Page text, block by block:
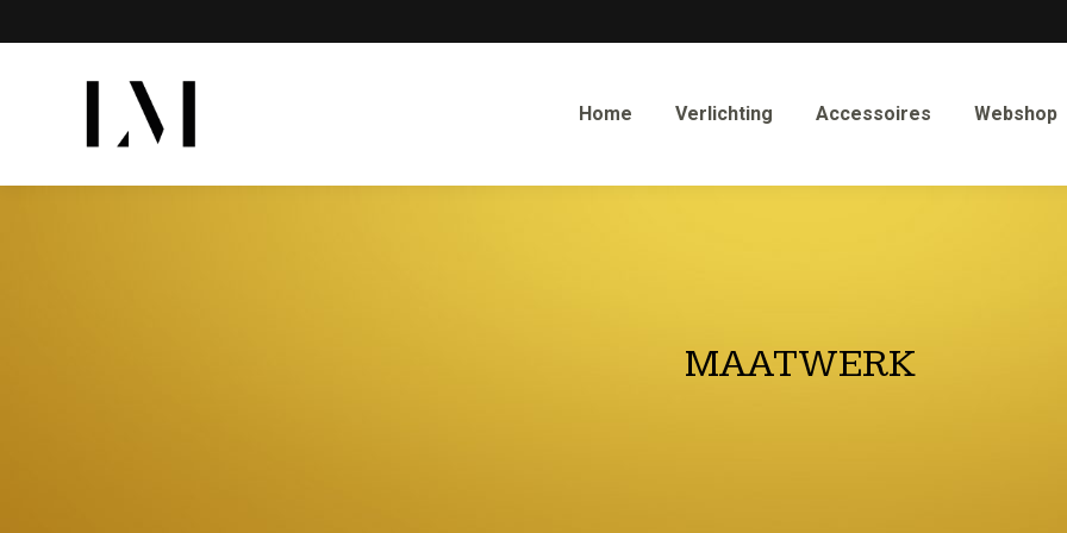
Home Verlichting Accessoires Webshop
MAATWERK